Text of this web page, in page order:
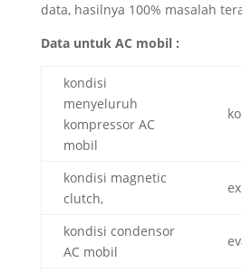
data, hasilnya 100% masalah
Data untuk AC mobil :
kondisi
menyeluruh
kompressor AC
mobil
kondisi magnetic
clutch,
kondisi condensor
AC mobil